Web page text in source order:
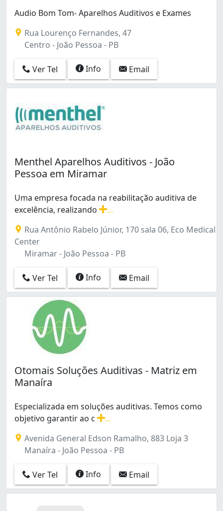
Audio Bom Tom- Aparelhos Auditivos e Exames
Rua Lourenço Fernandes, 47
Centro - João Pessoa - PB
Ver Tel Info Email
Menthel Aparelhos Auditivos - João
Pessoa em Miramar
Uma empresa focada na reabilitação auditiva de
excelência, realizando
Rua Antônio Rabelo Júnior, 170 sala 06, Eco Medical
Center
Miramar - João Pessoa - PB
Ver Tel Info Email
Otomais Soluções Auditivas - Matriz em
Manaíra
Especializada em soluções auditivas. Temos como
objetivo garantir ao c
Avenida General Edson Ramalho, 883 Loja 3
Manaíra - João Pessoa - PB
Ver Tel Info Email